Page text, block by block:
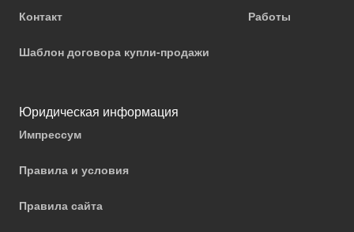
Контакт
Шаблон договора купли-продажи
Работы
Юридическая информация
Импрессум
Правила и условия
Правила сайта